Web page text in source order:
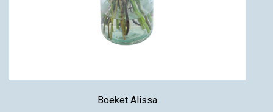
Boeket Alissa